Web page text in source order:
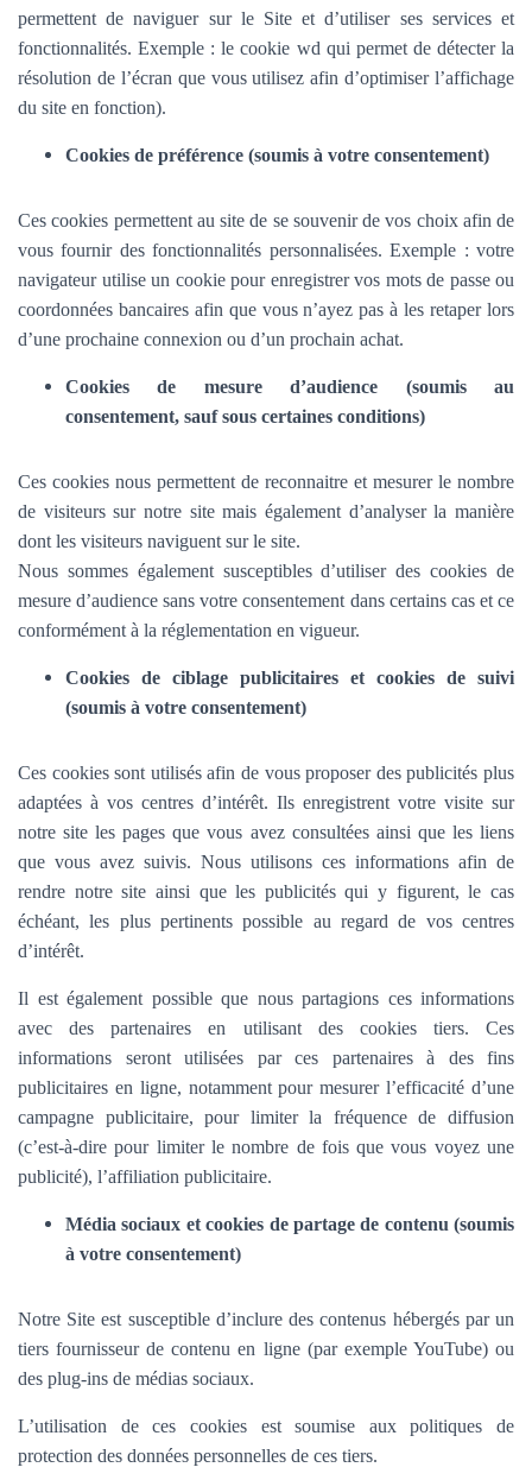
permettent de naviguer sur le Site et d’utiliser ses services et
fonctionnalités. Exemple : le cookie wd qui permet de détecter la
résolution de l’écran que vous utilisez afin d’optimiser l’affichage
du site en fonction).
Cookies de préférence (soumis à votre consentement)
Ces cookies permettent au site de se souvenir de vos choix afin de
vous fournir des fonctionnalités personnalisées. Exemple : votre
navigateur utilise un cookie pour enregistrer vos mots de passe ou
coordonnées bancaires afin que vous n’ayez pas à les retaper lors
d’une prochaine connexion ou d’un prochain achat.
Cookies de mesure d’audience (soumis au
consentement, sauf sous certaines conditions)
Ces cookies nous permettent de reconnaitre et mesurer le nombre
de visiteurs sur notre site mais également d’analyser la manière
dont les visiteurs naviguent sur le site.
Nous sommes également susceptibles d’utiliser des cookies de
mesure d’audience sans votre consentement dans certains cas et ce
conformément à la réglementation en vigueur.
Cookies de ciblage publicitaires et cookies de suivi
(soumis à votre consentement)
Ces cookies sont utilisés afin de vous proposer des publicités plus
adaptées à vos centres d’intérêt. Ils enregistrent votre visite sur
notre site les pages que vous avez consultées ainsi que les liens
que vous avez suivis. Nous utilisons ces informations afin de
rendre notre site ainsi que les publicités qui y figurent, le cas
échéant, les plus pertinents possible au regard de vos centres
d’intérêt.
Il est également possible que nous partagions ces informations
avec des partenaires en utilisant des cookies tiers. Ces
informations seront utilisées par ces partenaires à des fins
publicitaires en ligne, notamment pour mesurer l’efficacité d’une
campagne publicitaire, pour limiter la fréquence de diffusion
(c’est-à-dire pour limiter le nombre de fois que vous voyez une
publicité), l’affiliation publicitaire.
Média sociaux et cookies de partage de contenu (soumis
à votre consentement)
Notre Site est susceptible d’inclure des contenus hébergés par un
tiers fournisseur de contenu en ligne (par exemple YouTube) ou
des plug-ins de médias sociaux.
L’utilisation de ces cookies est soumise aux politiques de
protection des données personnelles de ces tiers.